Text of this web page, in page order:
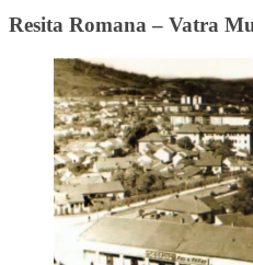
Resita Romana – Vatra